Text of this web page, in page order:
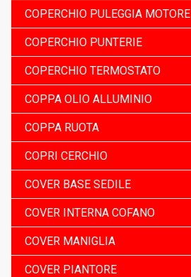
COPERCHIO PULEGGIA MOTORE
COPERCHIO PUNTERIE
COPERCHIO TERMOSTATO
COPPA OLIO ALLUMINIO
COPPA RUOTA
COPRI CERCHIO
COVER BASE SEDILE
COVER INTERNA COFANO
COVER MANIGLIA
COVER PIANTORE